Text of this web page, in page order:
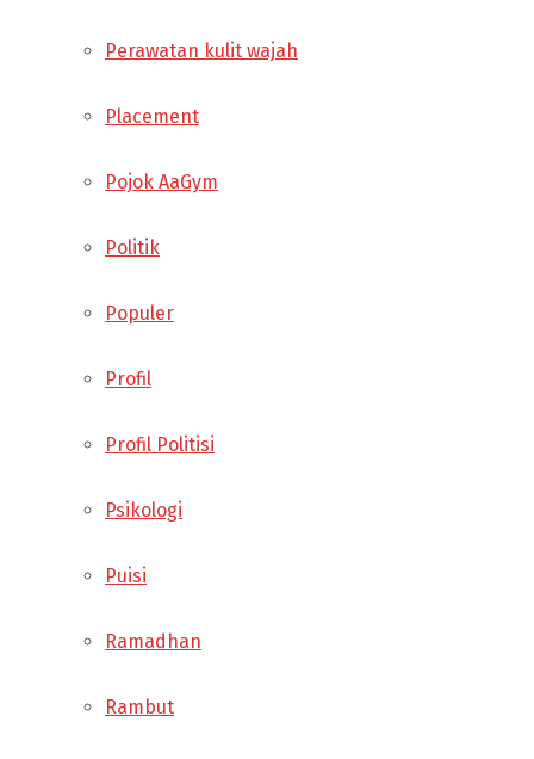
Perawatan kulit wajah
Placement
Pojok AaGym
Politik
Populer
Profil
Profil Politisi
Psikologi
Puisi
Ramadhan
Rambut